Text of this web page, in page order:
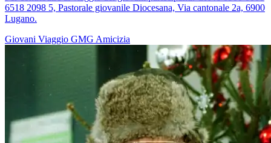
6518 2098 5, Pastorale giovanile Diocesana, Via cantonale 2a, 6900
Lugano.
Giovani Viaggio GMG Amicizia